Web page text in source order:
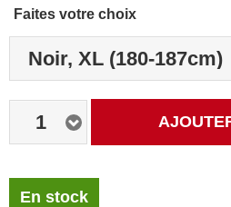
Faites votre choix
Noir, XL (180-187cm)
1
En stock